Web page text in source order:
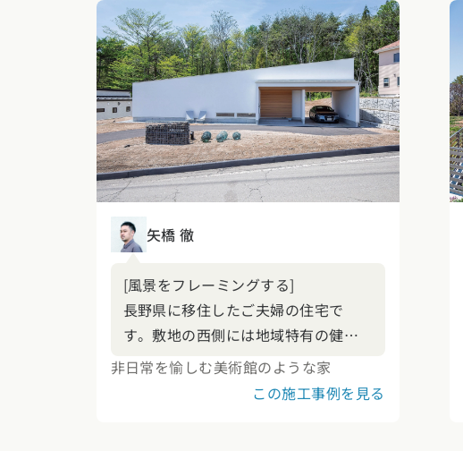
矢橋 徹
[風景をフレーミングする]
長野県に移住したご夫婦の住宅で
す。敷地の西側には地域特有の健や
かな林の風景が広がっています。林
が斜角の低い西日をほどよくカット
非日常を愉しむ美術館のような家
この施工事例を見る